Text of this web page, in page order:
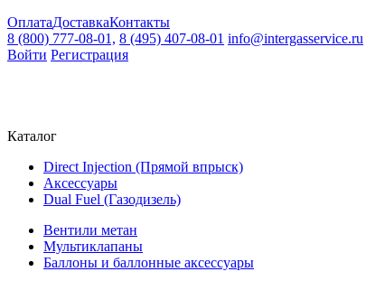
ОплатаДоставкаКонтакты
8 (800) 777-08-01, 8 (495) 407-08-01 info@intergasservice.ru
Войти Регистрация
Каталог
Direct Injection (Прямой впрыск)
Аксессуары
Dual Fuel (Газодизель)
Вентили метан
Мультиклапаны
Баллоны и баллонные аксессуары